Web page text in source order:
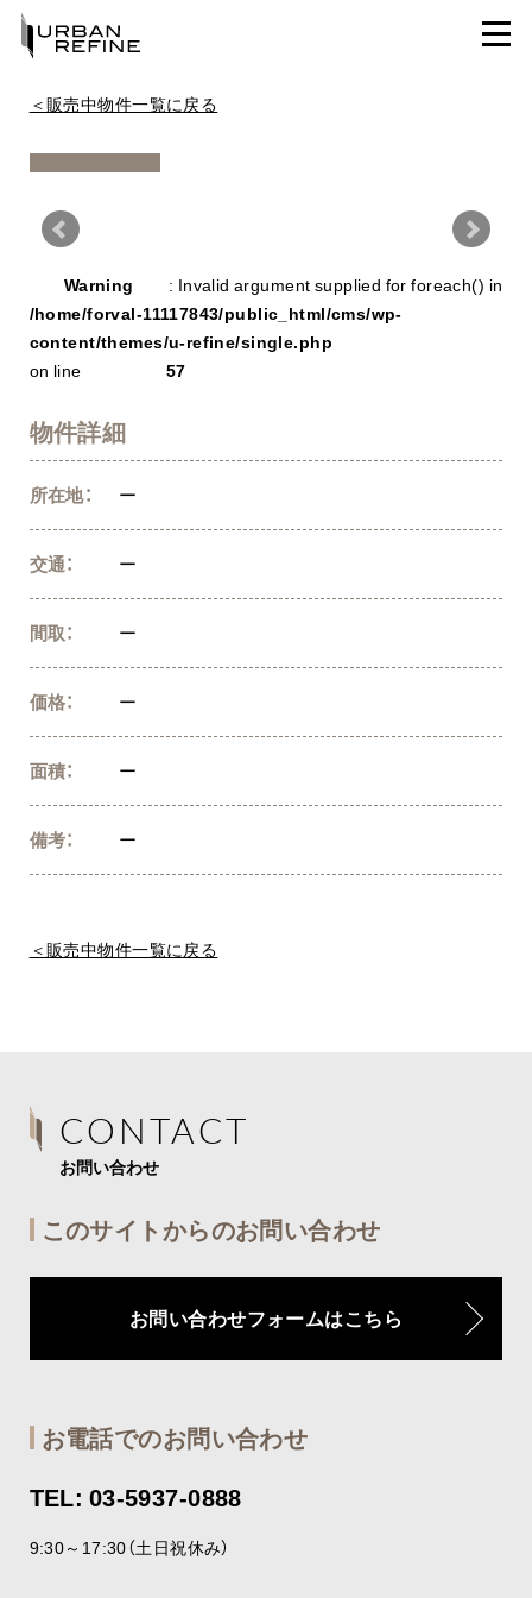
＜販売中物件一覧に戻る
Warning
: Invalid argument supplied for foreach() in
/home/forval-11117843/public_html/cms/wp-
content/themes/u-refine/single.php
on line
57
物件詳細
所在地： ー
交通： ー
間取： ー
価格： ー
面積： ー
備考： ー
＜販売中物件一覧に戻る
CONTACT
お問い合わせ
このサイトからのお問い合わせ
お問い合わせフォームはこちら
お電話でのお問い合わせ
TEL: 03-5937-0888
9:30～17:30（土日祝休み）